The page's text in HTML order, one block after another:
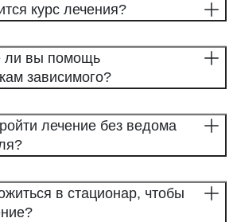
курс лечения?
ли вы помощь
зависимого?
лечение без ведома
в стационар, чтобы